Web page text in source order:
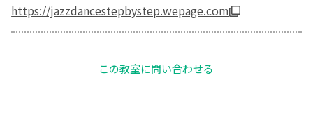
https://jazzdancestepbystep.wepage.com
この教室に問い合わせる